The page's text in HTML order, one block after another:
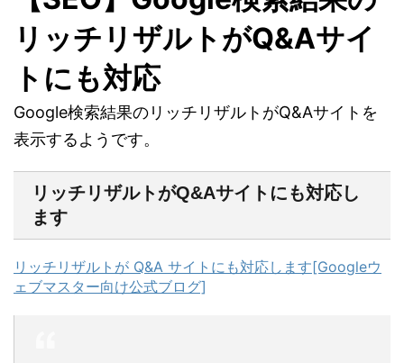
リッチリザルトがQ&Aサイ
トにも対応
Google検索結果のリッチリザルトがQ&Aサイトを
表示するようです。
リッチリザルトがQ&Aサイトにも対応し
ます
リッチリザルトが Q&A サイトにも対応します[Googleウ
ェブマスター向け公式ブログ]